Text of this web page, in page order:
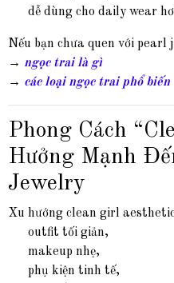
dễ dùng cho daily wear
Nếu bạn chưa quen với
→ ngọc trai là gì
→ các loại ngọc trai phổ biến
Phong Cách
Hưởng Mạnh
Jewelry
Xu hướng clean girl
outfit tối giản,
makeup nhẹ,
phụ kiện tinh tế,